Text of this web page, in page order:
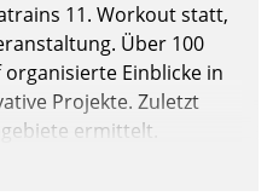
11. Workout statt,
Über 100
Einblicke in
Projekte. Zuletzt
ermittelt.